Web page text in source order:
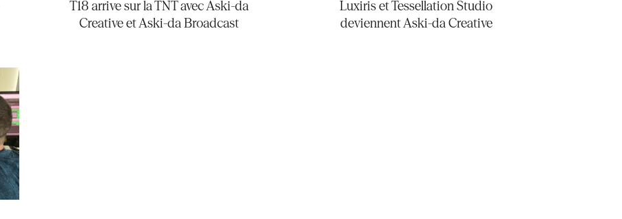
T18 arrive sur la TNT avec Aski-da
Creative et Aski-da Broadcast
Luxiris et Tessellation Studio
deviennent Aski-da Creative